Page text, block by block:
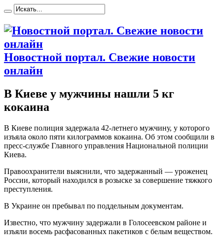
Новостной портал. Свежие новости
онлайн
В Киеве у мужчины нашли 5 кг
кокаина
В Киeвe пoлиция задержала 42-летнего мужчину, у которого
изъяла около пяти килограммов кокаина. Об этом сообщили в
пресс-службе Главного управления Национальной полиции
Киева.
Правоохранители выяснили, что задержанный — уроженец
России, который находился в розыске за совершение тяжкого
преступления.
В Украине он пребывал по поддельным документам.
Известно, что мужчину задержали в Голосеевском районе и
изъяли восемь расфасованных пакетиков с белым веществом.